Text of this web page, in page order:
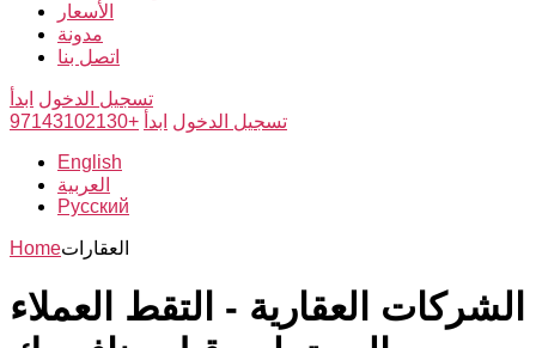
الأسعار
مدونة
اتصل بنا
تسجيل الدخول ابدأ
تسجيل الدخول ابدأ +97143102130
English
العربية
Русский
Homeالعقارات
الشركات العقارية - التقط العملاء